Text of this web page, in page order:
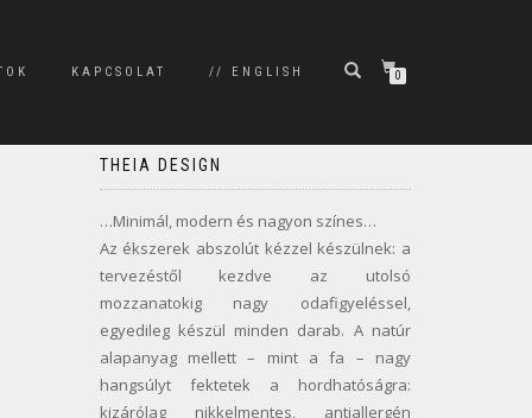
KAPCSOLAT // ENGLISH 0
THEIA DESIGN
…Minimál, modern és nagyon színes…
Az ékszerek abszolút kézzel készülnek: a
tervezéstől kezdve az utolsó
mozzanatokig nagy odafigyeléssel,
egyedileg készül minden darab. A natúr
alapanyag mellett – mint a fa – nagy
hangsúlyt fektetek a hordhatóságra:
kizárólag nikkelmentes, antiallergén